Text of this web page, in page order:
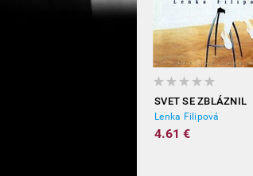
SVET SE ZBLÁZNIL
Lenka Filipová
4.61 €